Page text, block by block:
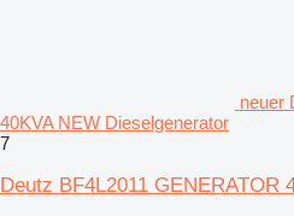
neuer
40KVA NEW Dieselgenerator
7
Deutz BF4L2011 GENERATOR